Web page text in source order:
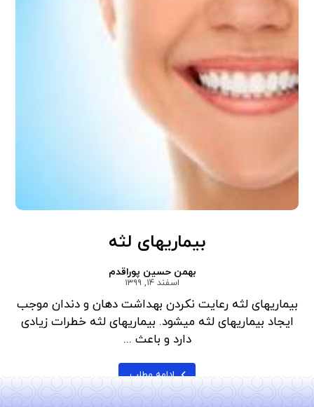
بیماریهای لثه
بهمن حسین پوراقدم
اسفند ۱۴, ۱۳۹۹
بیماریهای لثه رعایت نکردن بهداشت دهان و دندان موجب
ایجاد بیماریهای لثه میشود. بیماریهای لثه خطرات زیادی
دارد و باعث ...
ادامه مطلب